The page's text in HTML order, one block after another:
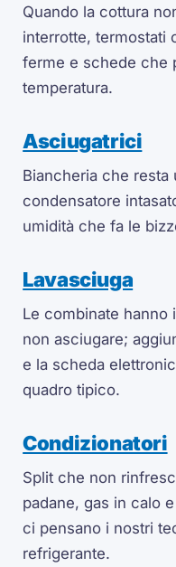
Quando la cottura
interrotte, termostati
ferme e schede che
temperatura.
Asciugatrici
Biancheria che
condensatore
umidità che fa le
Lavasciuga
Le combinate hanno
non asciugare;
e la scheda
quadro tipico.
Condizionatori
Split che non
padane, gas in calo
ci pensano i nostri
refrigerante.